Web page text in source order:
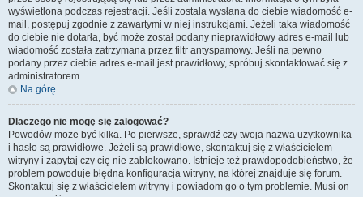
wyświetlona podczas rejestracji. Jeśli została wysłana do ciebie wiadomość e-
mail, postępuj zgodnie z zawartymi w niej instrukcjami. Jeżeli taka wiadomość
do ciebie nie dotarła, być może został podany nieprawidłowy adres e-mail lub
wiadomość została zatrzymana przez filtr antyspamowy. Jeśli na pewno
podany przez ciebie adres e-mail jest prawidłowy, spróbuj skontaktować się z
administratorem.
Na górę
Dlaczego nie mogę się zalogować?
Powodów może być kilka. Po pierwsze, sprawdź czy twoja nazwa użytkownika
i hasło są prawidłowe. Jeżeli są prawidłowe, skontaktuj się z właścicielem
witryny i zapytaj czy cię nie zablokowano. Istnieje też prawdopodobieństwo, że
problem powoduje błędna konfiguracja witryny, na której znajduje się forum.
Skontaktuj się z właścicielem witryny i powiadom go o tym problemie. Musi on